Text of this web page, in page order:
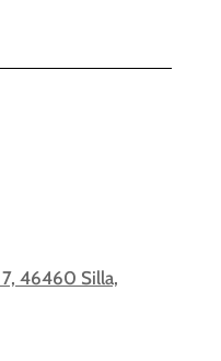
7, 46460 Silla,